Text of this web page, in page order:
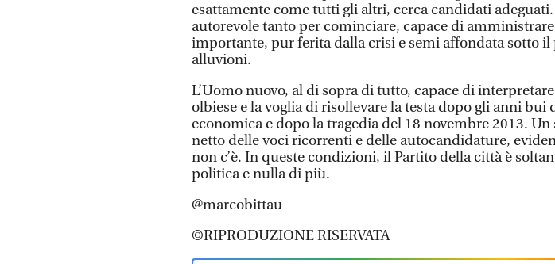
esattamente come tutti gli altri, cerca candidati
autorevole tanto per cominciare, capace di
importante, pur ferita dalla crisi e semi affondata sotto il
alluvioni.
L’Uomo nuovo, al di sopra di tutto, capace di
olbiese e la voglia di risollevare la testa dopo gli anni bui
economica e dopo la tragedia del 18 novembre 2013. Un
netto delle voci ricorrenti e delle autocandidature,
non c’è. In queste condizioni, il Partito della città è
politica e nulla di più.
@marcobittau
©RIPRODUZIONE RISERVATA